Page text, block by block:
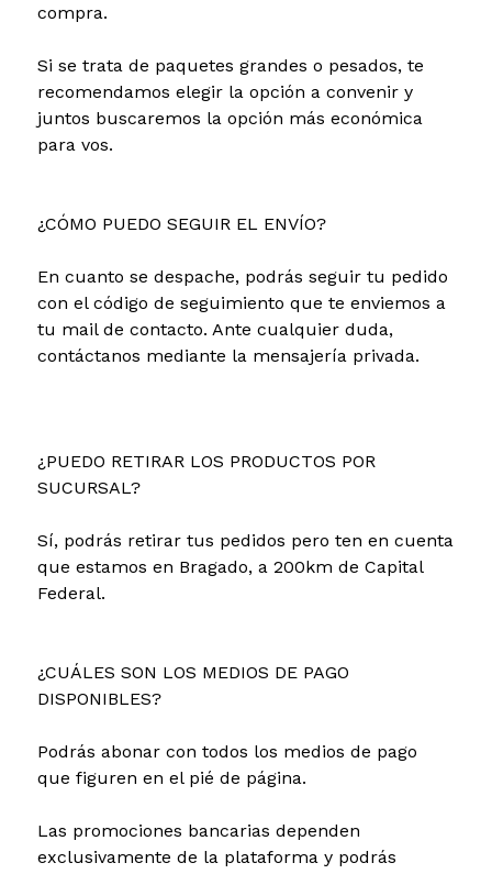
compra.
Si se trata de paquetes grandes o pesados, te
recomendamos elegir la opción a convenir y
juntos buscaremos la opción más económica
para vos.
¿CÓMO PUEDO SEGUIR EL ENVÍO?
En cuanto se despache, podrás seguir tu pedido
con el código de seguimiento que te enviemos a
tu mail de contacto. Ante cualquier duda,
contáctanos mediante la mensajería privada.
¿PUEDO RETIRAR LOS PRODUCTOS POR
SUCURSAL?
Sí, podrás retirar tus pedidos pero ten en cuenta
que estamos en Bragado, a 200km de Capital
Federal.
¿CUÁLES SON LOS MEDIOS DE PAGO
DISPONIBLES?
Podrás abonar con todos los medios de pago
que figuren en el pié de página.
Las promociones bancarias dependen
exclusivamente de la plataforma y podrás